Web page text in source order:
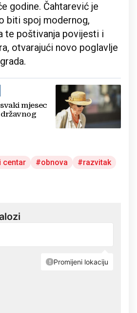
godine. Čahtarević je
biti spoj modernog,
te poštivanja povijesti i
otvarajući novo poglavlje
mjesec
državnog
centar obnova
razvitak